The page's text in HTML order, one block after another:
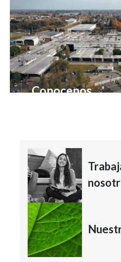
Conocenos